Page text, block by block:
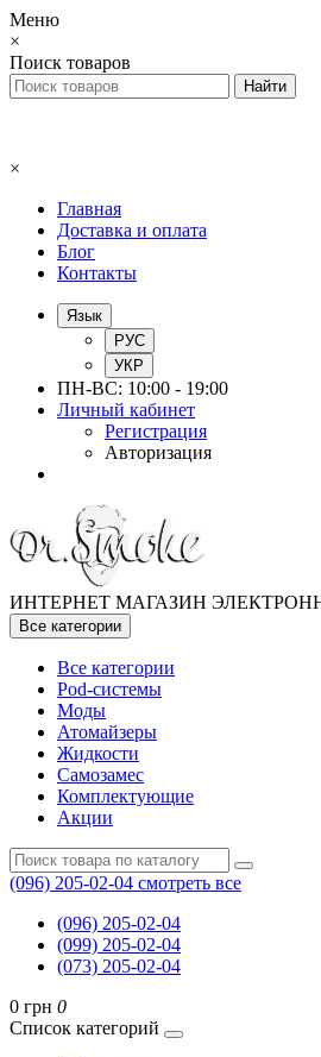
Меню
×
Поиск товаров
×
Главная
Доставка и оплата
Блог
Контакты
Язык
РУС
УКР
ПН-ВС: 10:00 - 19:00
Личный кабинет
Регистрация
Авторизация
ИНТЕРНЕТ МАГАЗИН
Все категории
Все категории
Pod-системы
Моды
Атомайзеры
Жидкости
Самозамес
Комплектующие
Акции
(096) 205-02-04 смотреть все
(096) 205-02-04
(099) 205-02-04
(073) 205-02-04
0 грн 0
Список категорий